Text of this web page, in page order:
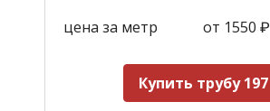
цена за метр от 1550 ₽
Купить трубу 197